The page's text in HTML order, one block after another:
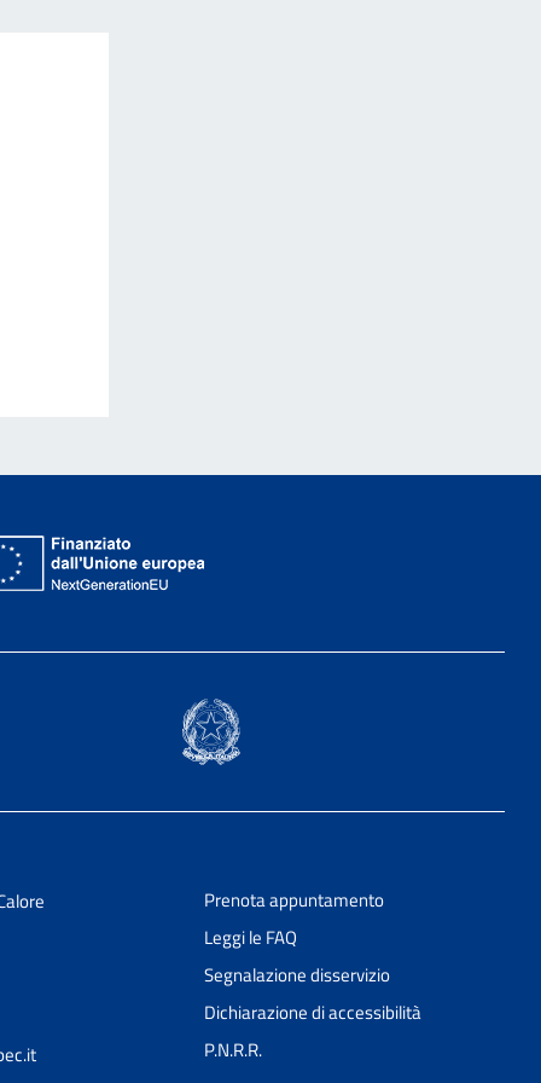
Prenota appuntamento
Leggi le FAQ
Segnalazione disservizio
Dichiarazione di accessibilità
P.N.R.R.